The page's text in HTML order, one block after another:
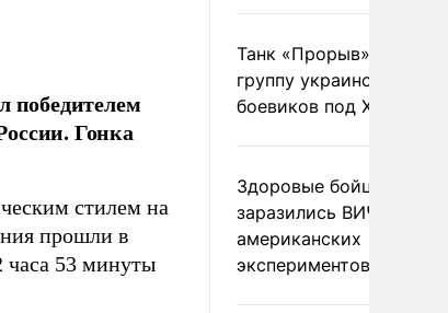
победителем
Гонка
стилем на
прошли в
часа 53 минуты
Танк «Прорыв»
группу украинских
боевиков под
Здоровые бойцы ВСУ
заразились ВИЧ после
американских
экспериментов